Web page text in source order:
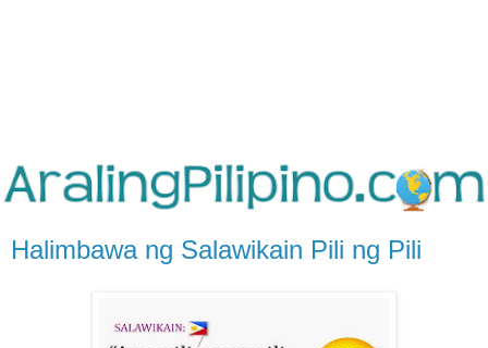
Halimbawa ng Salawikain Pili ng Pili